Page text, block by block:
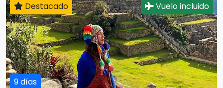
9 días
Destacado Vuelo incluido